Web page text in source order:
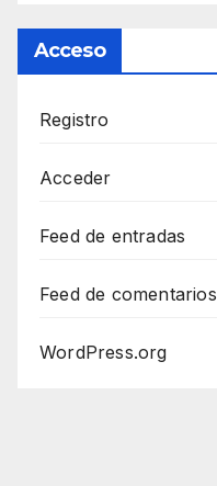
Acceso
Registro
Acceder
Feed de entradas
Feed de comentarios
WordPress.org